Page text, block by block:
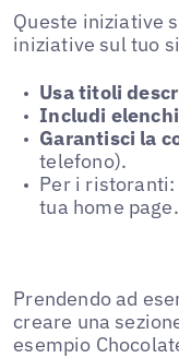
Queste iniziative
iniziative sul tuo
Usa titoli
Includi
Garantisci la
telefono).
Per i ristoranti:
tua home page.
Prendendo ad
creare una
esempio